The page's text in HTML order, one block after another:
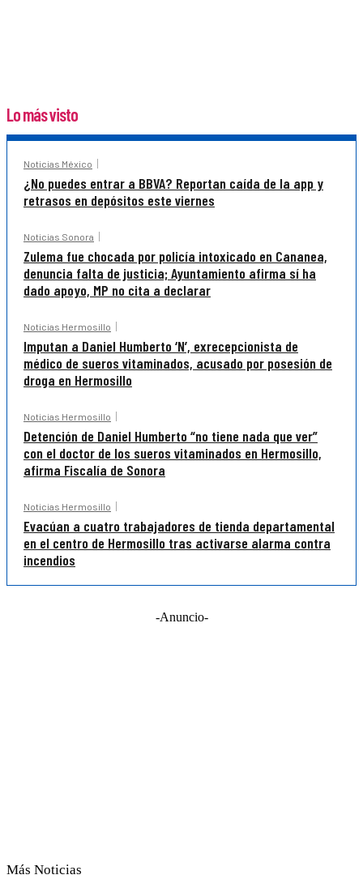
Lo más visto
Noticias México
¿No puedes entrar a BBVA? Reportan caída de la app y
retrasos en depósitos este viernes
Noticias Sonora
Zulema fue chocada por policía intoxicado en Cananea,
denuncia falta de justicia; Ayuntamiento afirma sí ha
dado apoyo, MP no cita a declarar
Noticias Hermosillo
Imputan a Daniel Humberto ‘N’, exrecepcionista de
médico de sueros vitaminados, acusado por posesión de
droga en Hermosillo
Noticias Hermosillo
Detención de Daniel Humberto “no tiene nada que ver”
con el doctor de los sueros vitaminados en Hermosillo,
afirma Fiscalía de Sonora
Noticias Hermosillo
Evacúan a cuatro trabajadores de tienda departamental
en el centro de Hermosillo tras activarse alarma contra
incendios
-Anuncio-
Más Noticias